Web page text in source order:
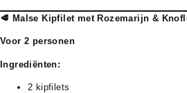
🥩 Malse Kipfilet met Rozemarijn &
Voor 2 personen
Ingrediënten:
2 kipfilets